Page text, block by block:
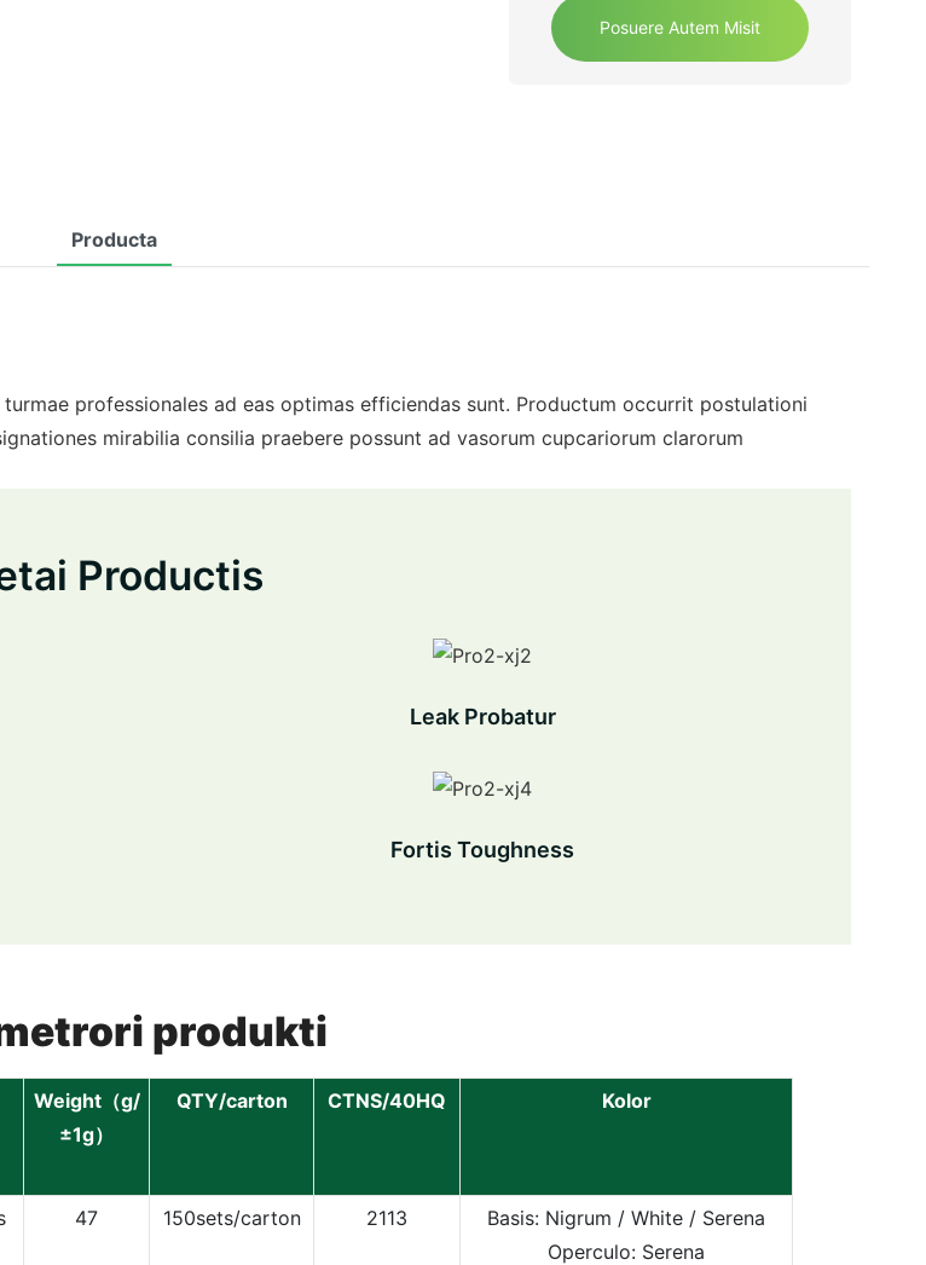
Posuere Autem Misit
Producta
professionales ad eas optimas efficiendas sunt. Productum occurrit postulationi
mirabilia consilia praebere possunt ad vasorum cupcariorum clarorum
Productis
Leak Probatur
Fortis Toughness
produkti
Weight（g/
±1g）
QTY/carton CTNS/40HQ Kolor
47 150sets/carton 2113
Basis: Nigrum / White / Serena
Operculo: Serena